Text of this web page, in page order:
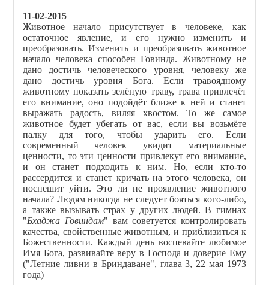
11-02-2015
Животное начало присутствует в человеке, как
остаточное явление, и его нужно изменить и
преобразовать. Изменить и преобразовать животное
начало человека способен Говинда. Животному не
дано достичь человеческого уровня, человеку же
дано достичь уровня Бога. Если травоядному
животному показать зелёную траву, трава привлечёт
его внимание, оно подойдёт ближе к ней и станет
выражать радость, виляя хвостом. То же самое
животное будет убегать от вас, если вы возьмёте
палку для того, чтобы ударить его. Если
современный человек увидит материальные
ценности, то эти ценности привлекут его внимание,
и он станет подходить к ним. Но, если кто-то
рассердится и станет кричать на этого человека, он
поспешит уйти. Это ли не проявление животного
начала? Людям никогда не следует бояться кого-либо,
а также вызывать страх у других людей. В гимнах
"Бхаджа Говиндам" вам советуется контролировать
качества, свойственные животным, и приблизиться к
Божественности. Каждый день воспевайте любимое
Имя Бога, развивайте веру в Господа и доверие Ему
("Летние ливни в Бриндаване", глава 3, 22 мая 1973
года)